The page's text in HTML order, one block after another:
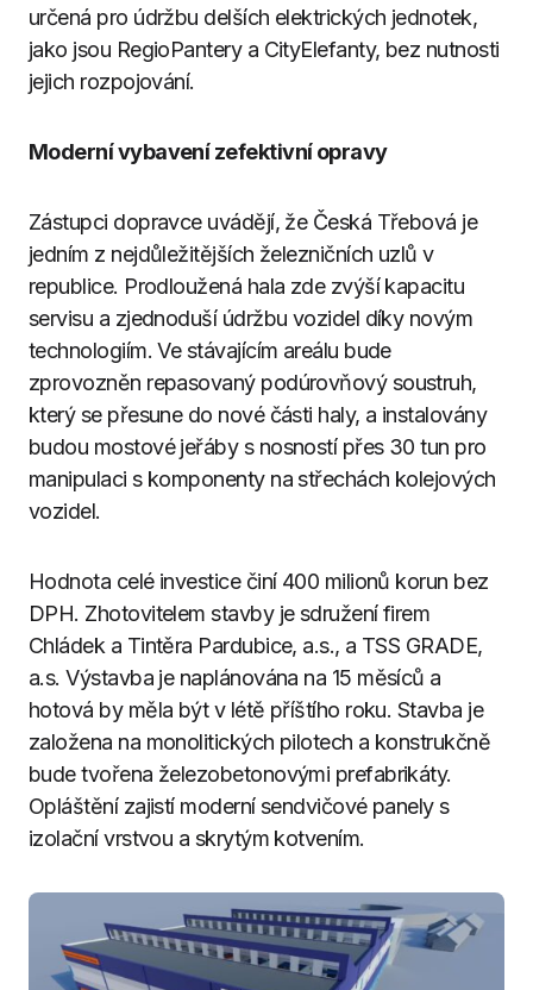
určená pro údržbu delších elektrických jednotek,
jako jsou RegioPantery a CityElefanty, bez nutnosti
jejich rozpojování.
Moderní vybavení zefektivní opravy
Zástupci dopravce uvádějí, že Česká Třebová je
jedním z nejdůležitějších železničních uzlů v
republice. Prodloužená hala zde zvýší kapacitu
servisu a zjednoduší údržbu vozidel díky novým
technologiím. Ve stávajícím areálu bude
zprovozněn repasovaný podúrovňový soustruh,
který se přesune do nové části haly, a instalovány
budou mostové jeřáby s nosností přes 30 tun pro
manipulaci s komponenty na střechách kolejových
vozidel.
Hodnota celé investice činí 400 milionů korun bez
DPH. Zhotovitelem stavby je sdružení firem
Chládek a Tintěra Pardubice, a.s., a TSS GRADE,
a.s. Výstavba je naplánována na 15 měsíců a
hotová by měla být v létě příštího roku. Stavba je
založena na monolitických pilotech a konstrukčně
bude tvořena železobetonovými prefabrikáty.
Opláštění zajistí moderní sendvičové panely s
izolační vrstvou a skrytým kotvením.